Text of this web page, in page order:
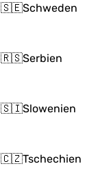
🇸🇪Schweden
🇷🇸Serbien
🇸🇮Slowenien
🇨🇿Tschechien